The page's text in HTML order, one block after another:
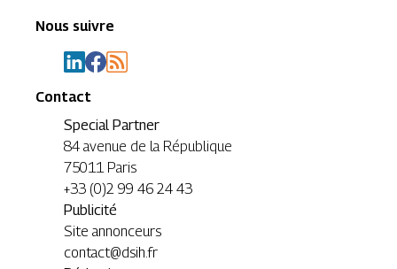
Nous suivre
Contact
Special Partner
84 avenue de la République
75011 Paris
+33 (0)2 99 46 24 43
Publicité
Site annonceurs
contact@dsih.fr